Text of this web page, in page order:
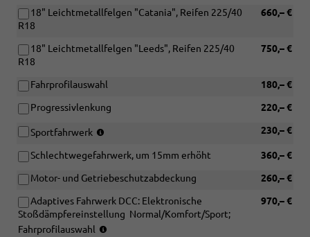
660,– €
18" Leichtmetallfelgen "Catania", Reifen 225/40
R18
750,– €
18" Leichtmetallfelgen "Leeds", Reifen 225/40
R18
180,– €
Fahrprofilauswahl
220,– €
Progressivlenkung
230,– €
Sportfahrwerk
2.0
85
kW)
360,– €
Schlechtwegefahrwerk, um 15mm erhöht
260,– €
Motor- und Getriebeschutzabdeckung
970,– €
Adaptives Fahrwerk DCC: Elektronische
Stoßdämpfereinstellung  Normal/Komfort/Sport;
Fahrprofilauswahl